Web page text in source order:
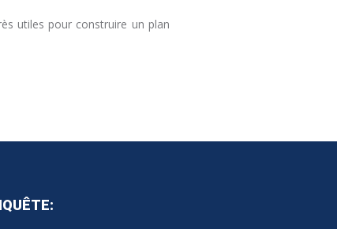
utiles pour construire un plan